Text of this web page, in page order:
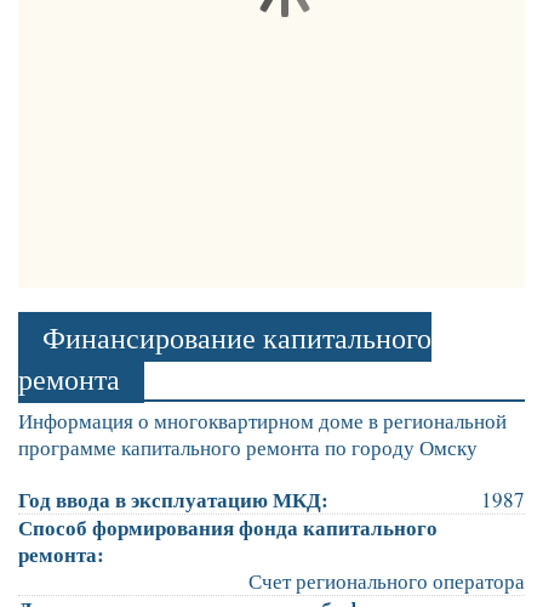
Финансирование капитального
ремонта
Информация о многоквартирном доме в региональной
программе капитального ремонта по городу Омску
Год ввода в эксплуатацию МКД: 1987
Способ формирования фонда капитального
ремонта:
Счет регионального оператора